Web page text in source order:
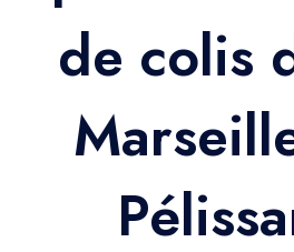
Nos services
Nos services
Trajet Gare SNCF
Trajet Port croisière
Trajet Séminaire
Réservation
Actualités & évènements
de colis